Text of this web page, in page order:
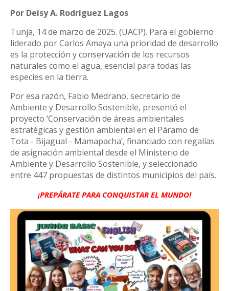
Por Deisy A. Rodríguez Lagos
Tunja, 14 de marzo de 2025. (UACP). Para el gobierno
liderado por Carlos Amaya una prioridad de desarrollo
es la protección y conservación de los recursos
naturales como el agua, esencial para todas las
especies en la tierra.
Por esa razón, Fabio Medrano, secretario de
Ambiente y Desarrollo Sostenible, presentó el
proyecto ‘Conservación de áreas ambientales
estratégicas y gestión ambiental en el Páramo de
Tota - Bijagual - Mamapacha’, financiado con regalías
de asignación ambiental desde el Ministerio de
Ambiente y Desarrollo Sostenible, y seleccionado
entre 447 propuestas de distintos municipios del país.
¡PREPÁRATE PARA CONQUISTAR EL MUNDO!